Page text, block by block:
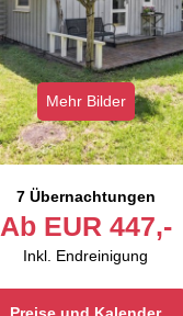
Mehr Bilder
7 Übernachtungen
Ab EUR 447,-
Inkl. Endreinigung